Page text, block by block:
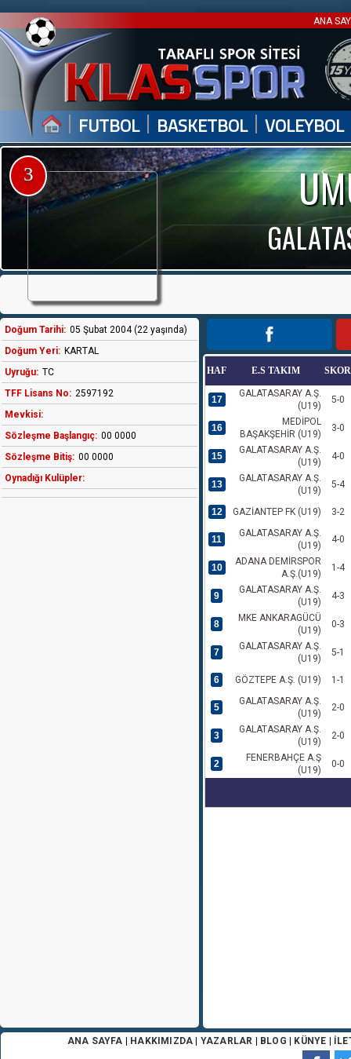
ANA
| FUTBOL | BASKETBOL | VOLEYBOL
3
Doğum Tarihi: 05 Şubat 2004 (22 yaşında)
Doğum Yeri: KARTAL
Uyruğu: TC
TFF Lisans No: 2597192
Mevkisi:
Sözleşme Başlangıç: 00 0000
Sözleşme Bitiş: 00 0000
Oynadığı Kulüpler:
HAF E.S TAKIM SKOR
17
GALATASARAY A.Ş.
(U19)
5-0
16
MEDİPOL
BAŞAKŞEHİR (U19)
3-0
15
GALATASARAY A.Ş.
(U19)
4-0
13
GALATASARAY A.Ş.
(U19)
5-4
12 GAZİANTEP FK (U19) 3-2
11
GALATASARAY A.Ş.
(U19)
4-0
10
ADANA DEMİRSPOR
A.Ş.(U19)
1-4
9
GALATASARAY A.Ş.
(U19)
4-3
8
MKE ANKARAGÜCÜ
(U19)
0-3
7
GALATASARAY A.Ş.
(U19)
5-1
6 GÖZTEPE A.Ş. (U19) 1-1
5
GALATASARAY A.Ş.
(U19)
2-0
3
GALATASARAY A.Ş.
(U19)
2-0
2
FENERBAHÇE A.Ş
(U19)
0-0
ANA SAYFA HAKKIMIZDA YAZARLAR BLOG KÜNYE